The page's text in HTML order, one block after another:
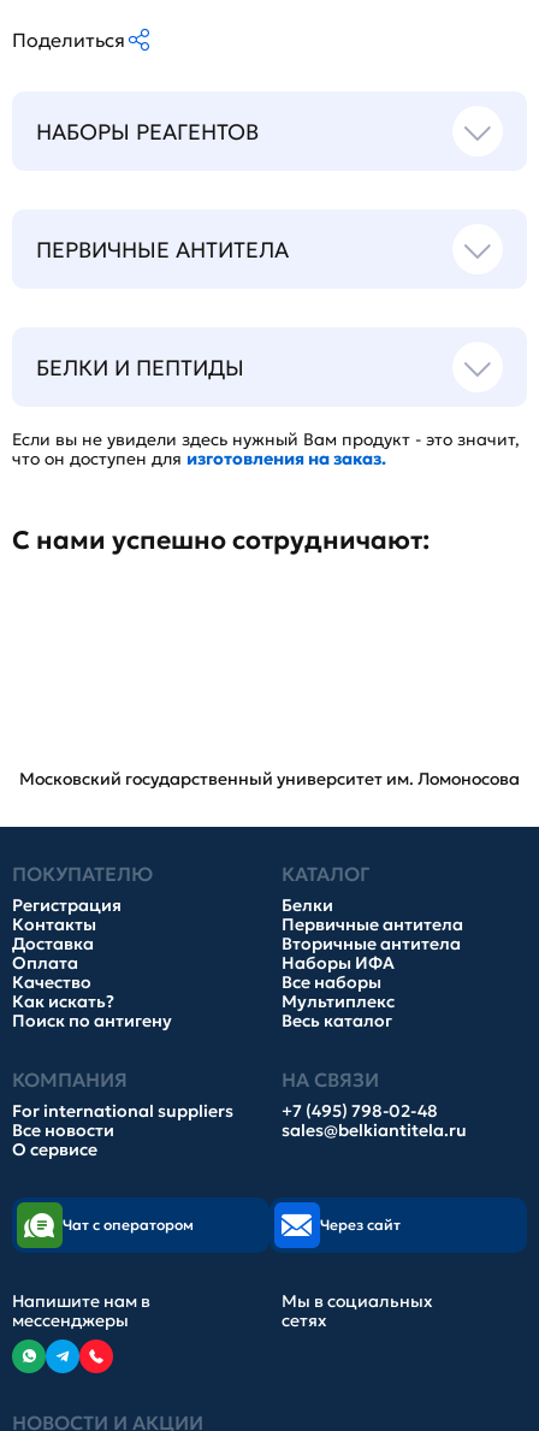
Поделиться
НАБОРЫ РЕАГЕНТОВ
ПЕРВИЧНЫЕ АНТИТЕЛА
БЕЛКИ И ПЕПТИДЫ
Если вы не увидели здесь нужный Вам продукт - это значит,
что он доступен для изготовления на заказ.
С нами успешно сотрудничают:
Московский государственный университет им. Ломоносова
ПОКУПАТЕЛЮ
Регистрация
Контакты
Доставка
Оплата
Качество
Как искать?
Поиск по антигену
КАТАЛОГ
Белки
Первичные антитела
Вторичные антитела
Наборы ИФА
Все наборы
Мультиплекс
Весь каталог
КОМПАНИЯ
For international suppliers
Все новости
О сервисе
НА СВЯЗИ
+7 (495) 798-02-48
sales@belkiantitela.ru
НОВОСТИ И АКЦИИ
Чат с оператором Через сайт
Напишите нам в
мессенджеры
Мы в социальных
сетях